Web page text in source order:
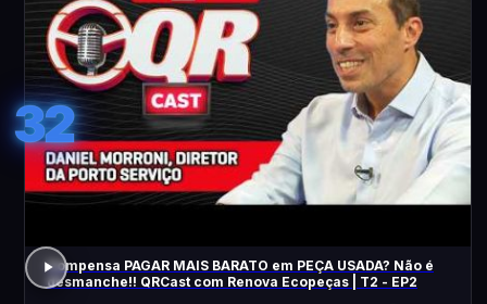
32
Compensa PAGAR MAIS BARATO em PEÇA USADA? Não é
desmanche!! QRCast com Renova Ecopeças | T2 - EP2